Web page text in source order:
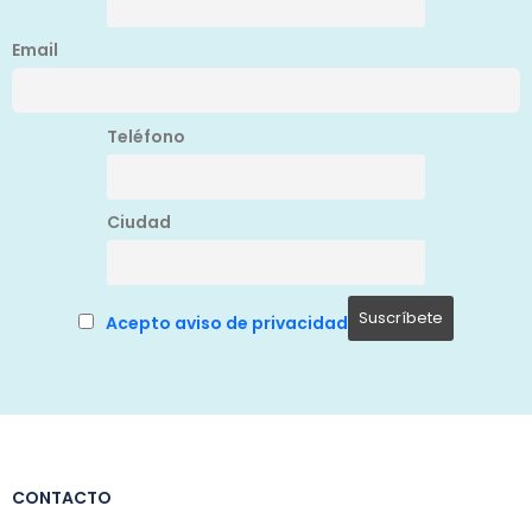
Email
Teléfono
Ciudad
Acepto aviso de privacidad
CONTACTO